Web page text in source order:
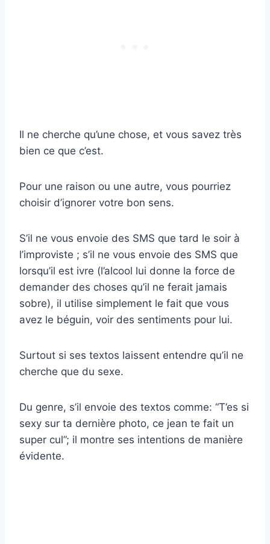
Il ne cherche qu’une chose, et vous savez très
bien ce que c’est.
Pour une raison ou une autre, vous pourriez
choisir d’ignorer votre bon sens.
S’il ne vous envoie des SMS que tard le soir à
l’improviste ; s’il ne vous envoie des SMS que
lorsqu’il est ivre (l’alcool lui donne la force de
demander des choses qu’il ne ferait jamais
sobre), il utilise simplement le fait que vous
avez le béguin, voir des sentiments pour lui.
Surtout si ses textos laissent entendre qu’il ne
cherche que du sexe.
Du genre, s’il envoie des textos comme: “T’es si
sexy sur ta dernière photo, ce jean te fait un
super cul”; il montre ses intentions de manière
évidente.